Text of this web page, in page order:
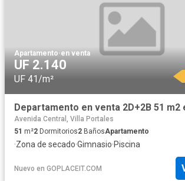
Apartamento·en venta
UF 2.140
UF 41/m²
Avenida Central, Villa Portales
51 m²2 Dormitorios2 BañosApartamento
·Zona de secado·Gimnasio·Piscina
Nuevo en GOPLACEIT.COM